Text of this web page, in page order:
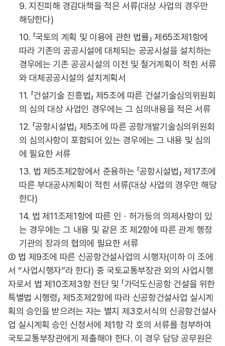
9. 지진피해 경감대책을 적은 서류(대상 사업의 경우만
해당한다)
10. 「국토의 계획 및 이용에 관한 법률」 제65조제1항에
따라 기존의 공공시설에 대체되는 공공시설을 설치하는
경우에는 기존 공공시설의 이전 및 철거계획이 적힌 서류
와 대체공공시설의 설치계획서
11. 「건설기술 진흥법」 제5조에 따른 건설기술심의위원회
의 심의 대상 사업인 경우에는 그 심의내용을 적은 서류
12. 「공항시설법」 제5조에 따른 공항개발기술심의위원회
의 심의사항이 포함되어 있는 경우에는 그 내용 및 심의
에 필요한 서류
13. 법 제5조제2항에서 준용하는 「공항시설법」 제17조에
따른 부대공사계획이 적힌 서류(대상 사업의 경우만 해당
한다)
14. 법 제11조제1항에 따른 인ㆍ허가등의 의제사항이 있
는 경우에는 그 내용 및 같은 조 제2항에 따른 관계 행정
기관의 장과의 협의에 필요한 서류
② 법 제9조에 따른 신공항건설사업의 시행자(이하 이 조에
서 “사업시행자”라 한다) 중 국토교통부장관 외의 사업시행
자로서 법 제10조제3항 전단 및 「가덕도신공항 건설을 위한
특별법 시행령」 제5조제2항에 따라 신공항건설사업 실시계
획의 승인을 받으려는 자는 별지 제3호서식의 신공항건설사
업 실시계획 승인 신청서에 제1항 각 호의 서류를 첨부하여
국토교통부장관에게 제출해야 한다. 이 경우 담당 공무원은